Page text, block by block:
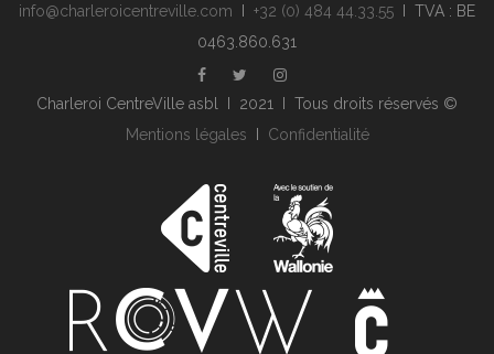
info@charleroicentreville.com
+32 (0) 484 44.33.55 I TVA : BE
0463.860.631
Charleroi CentreVille asbl I 2021 I Tous droits réservés ©
Mentions légales
Confidentialité